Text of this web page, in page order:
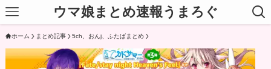
ウマ娘まとめ速報うまろぐ
ホーム まとめ記事 5ch、おんj、ふたばまとめ